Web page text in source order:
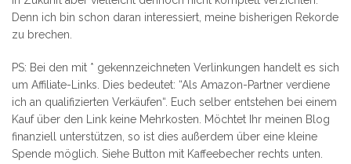
Denn ich bin schon daran interessiert, meine bisherigen Rekorde
zu brechen.
PS: Bei den mit * gekennzeichneten Verlinkungen handelt es sich
um Affiliate-Links. Dies bedeutet: “Als Amazon-Partner verdiene
ich an qualifizierten Verkäufen“. Euch selber entstehen bei einem
Kauf über den Link keine Mehrkosten. Möchtet Ihr meinen Blog
finanziell unterstützen, so ist dies außerdem über eine kleine
Spende möglich. Siehe Button mit Kaffeebecher rechts unten.